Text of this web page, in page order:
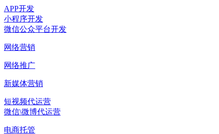
APP开发
小程序开发
微信公众平台开发
网络营销
网络推广
新媒体营销
短视频代运营
微信\微博代运营
电商托管